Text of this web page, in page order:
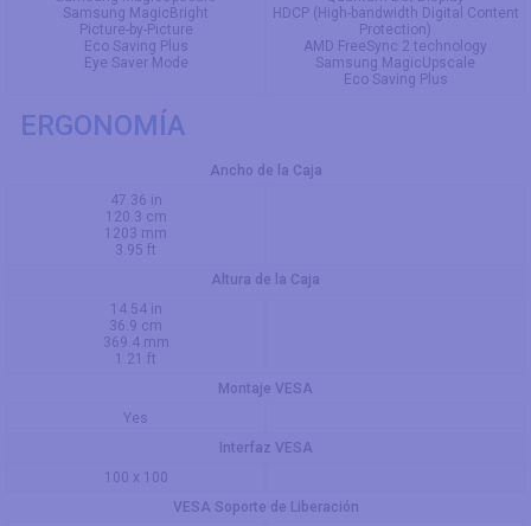
Samsung MagicBright
Picture-by-Picture
Eco Saving Plus
Eye Saver Mode
HDCP (High-bandwidth Digital Content
Protection)
AMD FreeSync 2 technology
Samsung MagicUpscale
Eco Saving Plus
ERGONOMÍA
Ancho de la Caja
47.36 in
120.3 cm
1203 mm
3.95 ft
Altura de la Caja
14.54 in
36.9 cm
369.4 mm
1.21 ft
Montaje VESA
Yes
Interfaz VESA
100 x 100
VESA Soporte de Liberación